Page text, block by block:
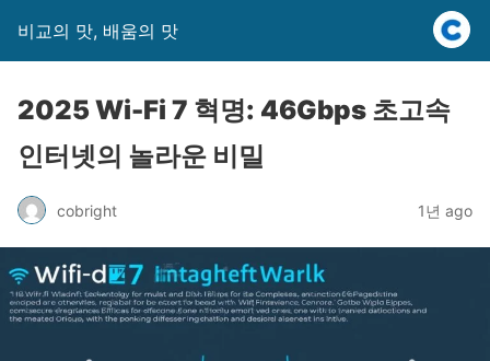
비교의 맛, 배움의 맛
2025 Wi-Fi 7 혁명: 46Gbps 초고속
인터넷의 놀라운 비밀
cobright 1년 ago